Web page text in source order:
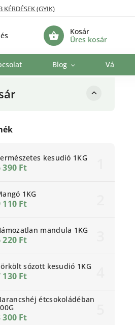
KÉRDÉSEK (GYIK)
Kosár
Üres kosár
Blog
kesudió 1KG
390 Ft
1KG
110 Ft
mandula 1KG
220 Ft
sózott kesudió 1KG
130 Ft
étcsokoládéban
300 Ft